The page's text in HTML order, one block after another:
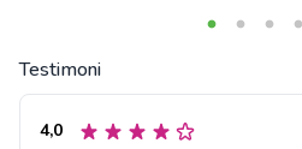
Testimoni
4,0